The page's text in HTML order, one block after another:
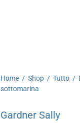
Home / Shop / Tutto /
sottomarina
Gardner Sally